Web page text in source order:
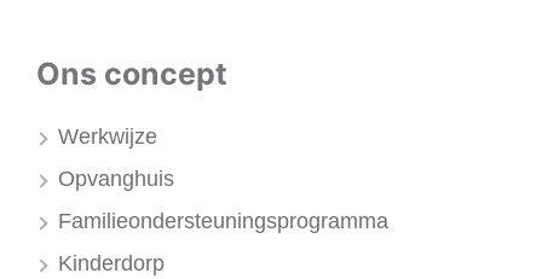
Ons concept
Werkwijze
Opvanghuis
Familieondersteuningsprogramma
Kinderdorp